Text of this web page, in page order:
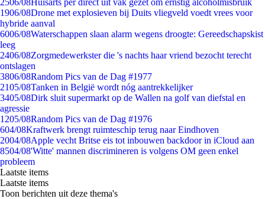
2506/08Huisarts per direct uit vak gezet om ernstig alcoholmisbruik
1906/08Drone met explosieven bij Duits vliegveld voedt vrees voor
hybride aanval
6006/08Waterschappen slaan alarm wegens droogte: Gereedschapskist
leeg
2406/08Zorgmedewerkster die 's nachts haar vriend bezocht terecht
ontslagen
3806/08Random Pics van de Dag #1977
2105/08Tanken in België wordt nóg aantrekkelijker
3405/08Dirk sluit supermarkt op de Wallen na golf van diefstal en
agressie
1205/08Random Pics van de Dag #1976
604/08Kraftwerk brengt ruimteschip terug naar Eindhoven
2004/08Apple vecht Britse eis tot inbouwen backdoor in iCloud aan
8504/08'Witte' mannen discrimineren is volgens OM geen enkel
probleem
Laatste items
Laatste items
Toon berichten uit deze thema's